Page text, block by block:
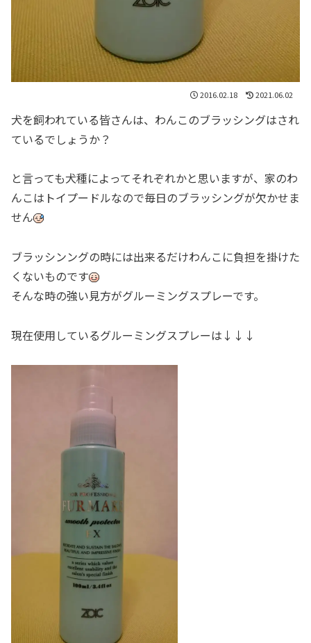
2016.02.18 2021.06.02
犬を飼われている皆さんは、わんこのブラッシングはされ
ているでしょうか？
と言っても犬種によってそれぞれかと思いますが、家のわ
んこはトイプードルなので毎日のブラッシングが欠かせま
せん
ブラッシンングの時には出来るだけわんこに負担を掛けた
くないものです
そんな時の強い見方がグルーミングスプレーです。
現在使用しているグルーミングスプレーは↓↓↓